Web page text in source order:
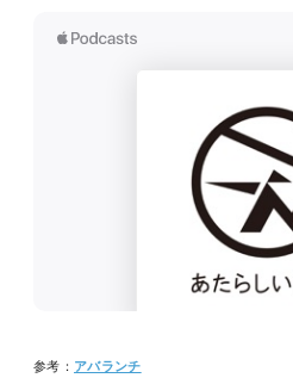
参考： アバランチ